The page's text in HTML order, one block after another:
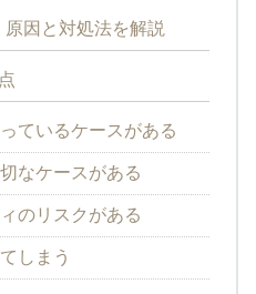
因と対処法を解説
ているケースがある
なケースがある
のリスクがある
しまう